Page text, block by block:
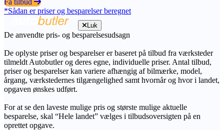
*Sådan er priser og besparelser beregnet
Luk
De anvendte pris- og besparelsesudsagn
De oplyste priser og besparelser er baseret på tilbud fra værksteder
tilmeldt Autobutler og deres egne, individuelle priser. Antal tilbud,
priser og besparelser kan variere afhængig af bilmærke, model,
årgang, værkstedernes tilgængelighed samt hvornår og hvor i landet,
opgaven ønskes udført.
For at se den laveste mulige pris og største mulige aktuelle
besparelse, skal “Hele landet” vælges i tilbudsoversigten på en
oprettet opgave.